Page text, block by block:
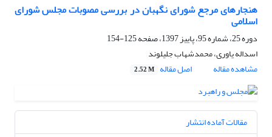
هنجارهای مرجع شورای نگهبان در بررسی مصوبات مجلس شورای
اسلامی
دوره 25، شماره 95، پاییز 1397، صفحه
125-154
اسداله یاوری، محمدشهاب جلیلوند
مشاهده مقاله
اصل مقاله 2.52 M
مقالات آماده انتشار